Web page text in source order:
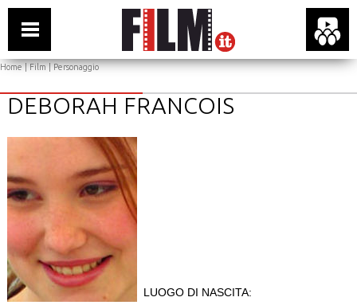
Home|Film| Personaggio
DEBORAH FRANCOIS
LUOGO DI NASCITA: